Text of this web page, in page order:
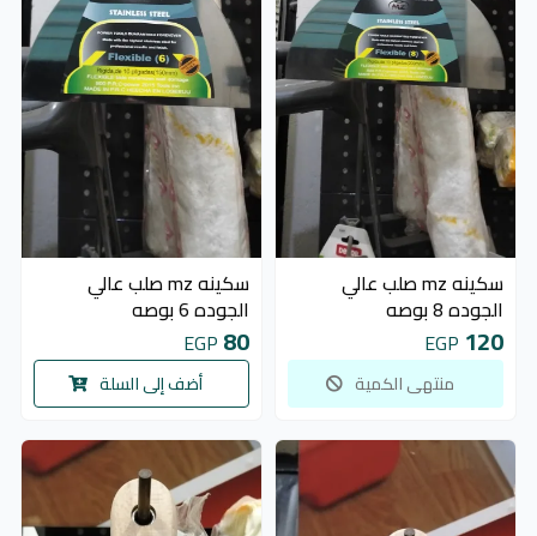
غير متوفرسكينه mz صلب عالي
الجوده 8 بوصه
120
EGP
منتهى الكمية
سكينه mz صلب عالي
الجوده 6 بوصه
80
EGP
أضف إلى السلة